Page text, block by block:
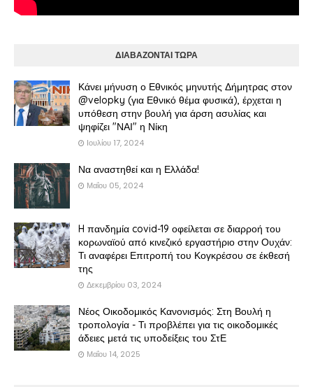
ΔΙΑΒΑΖΟΝΤΑΙ ΤΩΡΑ
Κάνει μήνυση ο Εθνικός μηνυτής Δήμητρας στον
@velopky (για Εθνικό θέμα φυσικά), έρχεται η
υπόθεση στην βουλή για άρση ασυλίας και
ψηφίζει "ΝΑΙ" η Νίκη
Ιουλίου 17, 2024
Να αναστηθεί και η Ελλάδα!
Μαΐου 05, 2024
H πανδημία covid-19 οφείλεται σε διαρροή του
κορωναϊού από κινεζικό εργαστήριο στην Ουχάν:
Τι αναφέρει Επιτροπή του Κογκρέσου σε έκθεσή
της
Δεκεμβρίου 03, 2024
Νέος Οικοδομικός Κανονισμός: Στη Βουλή η
τροπολογία - Τι προβλέπει για τις οικοδομικές
άδειες μετά τις υποδείξεις του ΣτΕ
Μαΐου 14, 2025